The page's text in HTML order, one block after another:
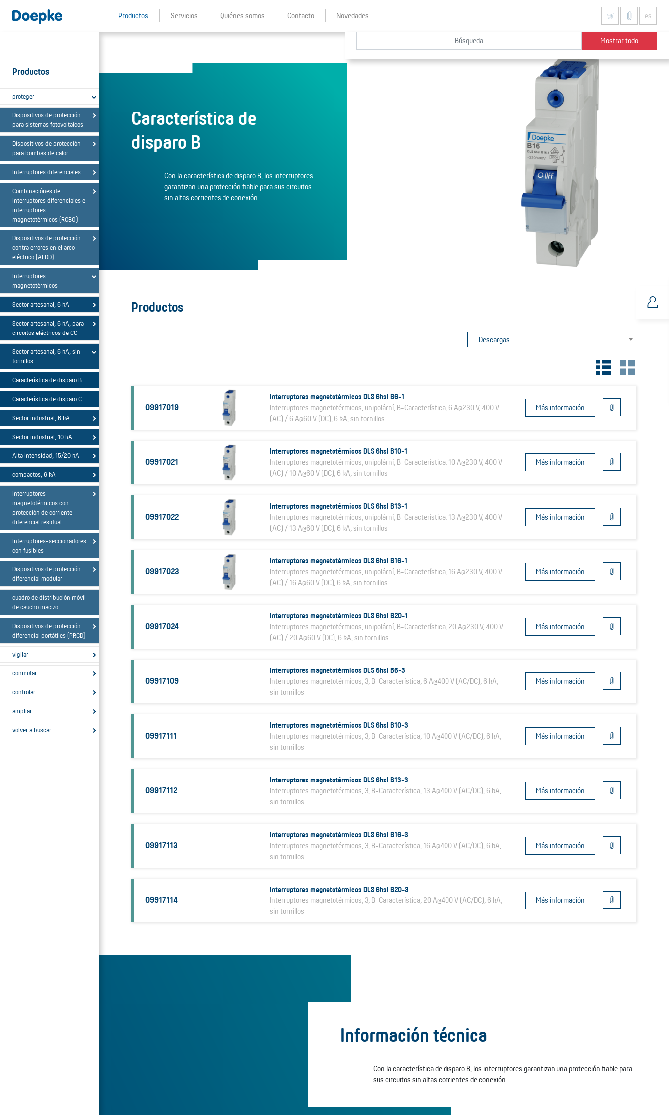
es
Productos Servicios Quiénes somos Contacto Novedades
Mostrar todo
Productos
proteger
Dispositivos de protección
para sistemas fotovoltaicos
Dispositivos de protección
para bombas de calor
Interruptores diferenciales
Combinaciónes de
interruptores diferenciales e
interruptores
magnetotérmicos (RCBO)
Dispositivos de protección
contra errores en el arco
eléctrico (AFDD)
Interruptores
magnetotérmicos
Sector artesanal, 6 kA
Sector artesanal, 6 kA, para
circuitos eléctricos de CC
Sector artesanal, 6 kA, sin
tornillos
Característica de disparo B
Característica de disparo C
Sector industrial, 6 kA
Sector industrial, 10 kA
Alta intensidad, 15/20 kA
compactos, 6 kA
Interruptores
magnetotérmicos con
protección de corriente
diferencial residual
Interruptores-seccionadores
con fusibles
Dispositivos de protección
diferencial modular
cuadro de distribución móvil
de caucho macizo
Dispositivos de protección
diferencial portátiles (PRCD)
vigilar
conmutar
controlar
ampliar
volver a buscar
Característica de
disparo B
Con la característica de disparo B, los interruptores
garantizan una protección fiable para sus circuitos
sin altas corrientes de conexión.
Productos
Descargas
09917019
Interruptores magnetotérmicos DLS 6hsl B6-1
Interruptores magnetotérmicos, unipolární, B-Característica, 6 A@230 V, 400 V
(AC) / 6 A@60 V (DC), 6 kA, sin tornillos
Más información
09917021
Interruptores magnetotérmicos DLS 6hsl B10-1
Interruptores magnetotérmicos, unipolární, B-Característica, 10 A@230 V, 400 V
(AC) / 10 A@60 V (DC), 6 kA, sin tornillos
Más información
09917022
Interruptores magnetotérmicos DLS 6hsl B13-1
Interruptores magnetotérmicos, unipolární, B-Característica, 13 A@230 V, 400 V
(AC) / 13 A@60 V (DC), 6 kA, sin tornillos
Más información
09917023
Interruptores magnetotérmicos DLS 6hsl B16-1
Interruptores magnetotérmicos, unipolární, B-Característica, 16 A@230 V, 400 V
(AC) / 16 A@60 V (DC), 6 kA, sin tornillos
Más información
09917024
Interruptores magnetotérmicos DLS 6hsl B20-1
Interruptores magnetotérmicos, unipolární, B-Característica, 20 A@230 V, 400 V
(AC) / 20 A@60 V (DC), 6 kA, sin tornillos
Más información
09917109
Interruptores magnetotérmicos DLS 6hsl B6-3
Interruptores magnetotérmicos, 3, B-Característica, 6 A@400 V (AC/DC), 6 kA,
sin tornillos
Más información
09917111
Interruptores magnetotérmicos DLS 6hsl B10-3
Interruptores magnetotérmicos, 3, B-Característica, 10 A@400 V (AC/DC), 6 kA,
sin tornillos
Más información
09917112
Interruptores magnetotérmicos DLS 6hsl B13-3
Interruptores magnetotérmicos, 3, B-Característica, 13 A@400 V (AC/DC), 6 kA,
sin tornillos
Más información
09917113
Interruptores magnetotérmicos DLS 6hsl B16-3
Interruptores magnetotérmicos, 3, B-Característica, 16 A@400 V (AC/DC), 6 kA,
sin tornillos
Más información
09917114
Interruptores magnetotérmicos DLS 6hsl B20-3
Interruptores magnetotérmicos, 3, B-Característica, 20 A@400 V (AC/DC), 6 kA,
sin tornillos
Más información
Información técnica
Con la característica de disparo B, los interruptores garantizan una protección fiable para
sus circuitos sin altas corrientes de conexión.